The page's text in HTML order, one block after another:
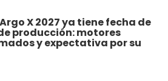
X 2027 ya tiene fecha de
producción: motores
y expectativa por su